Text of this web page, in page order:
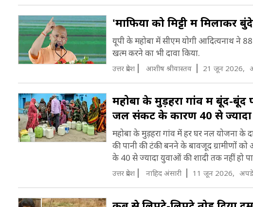
'माफिया को मिट्टी में मिलाकर
यूपी के महोबा में सीएम योगी आदित्यनाथ ने
खत्म करने का भी दावा किया.
उत्तर प्रदेश आशीष श्रीवास्तव 21 जून 2026,
महोबा के मुड़हरा गांव में बूंद-बूंद
जल संकट के कारण 40 से ज्यादा
महोबा के मुड़हरा गांव में हर घर नल योजना के
की पानी की टंकी बनने के बावजूद ग्रामीणों
के 40 से ज्यादा युवाओं की शादी तक नहीं हो पा
उत्तर प्रदेश नाह‍िद अंसारी 11 जून 2026,